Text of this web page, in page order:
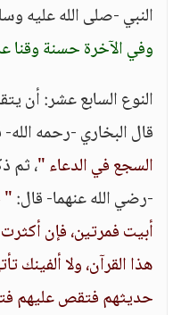
النبي -صلى الله عليه
وفي الآخرة حسنة وقنا
النوع السابع عشر: أن
قال البخاري -رحمه
السجع في الدعاء "، ثم
-رضي الله عنهما- قال:"
أبيت فمرتين، فإن
هذا القرآن، ولا
حديثهم فتقص عليهم